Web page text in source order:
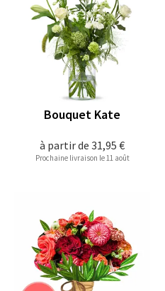
à partir de 31,95 €
Bouquet Kate
Prochaine livraison le 11 août